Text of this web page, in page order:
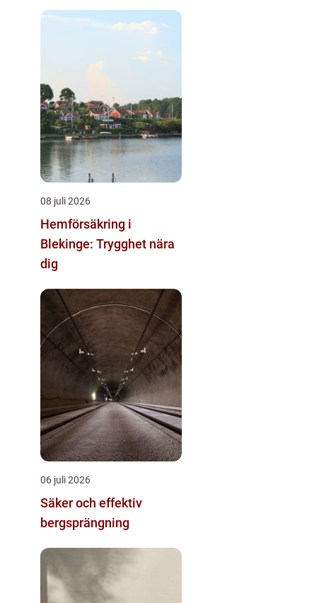
08 juli 2026
Hemförsäkring i
Blekinge: Trygghet nära
dig
06 juli 2026
Säker och effektiv
bergsprängning